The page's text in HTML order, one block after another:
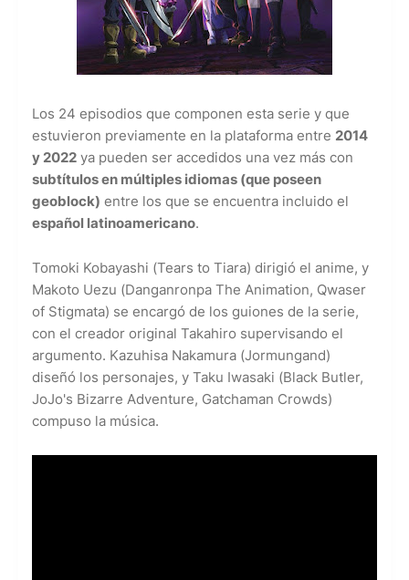
Los 24 episodios que componen esta serie y que
estuvieron previamente en la plataforma entre 2014
y 2022 ya pueden ser accedidos una vez más con
subtítulos en múltiples idiomas (que poseen
geoblock) entre los que se encuentra incluido el
español latinoamericano.
Tomoki Kobayashi (Tears to Tiara) dirigió el anime, y
Makoto Uezu (Danganronpa The Animation, Qwaser
of Stigmata) se encargó de los guiones de la serie,
con el creador original Takahiro supervisando el
argumento. Kazuhisa Nakamura (Jormungand)
diseñó los personajes, y Taku Iwasaki (Black Butler,
JoJo's Bizarre Adventure, Gatchaman Crowds)
compuso la música.